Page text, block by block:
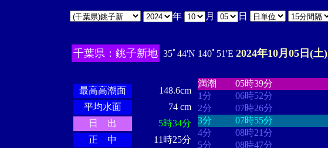
年 月 日
千葉県：銚子新地 35ﾟ44'N 140ﾟ51'E 2024年10月05日(土)
最高高潮面
148.6cm
平均水面
74 cm
日 出
5時34分
正 中
11時25分
満潮
05時39分
1分
06時52分
2分
07時26分
3分
07時55分
4分
08時21分
5分
08時47分